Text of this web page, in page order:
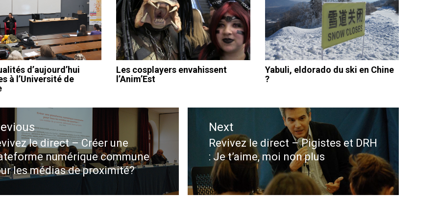
d’aujourd’hui
à l’Université de
Les cosplayers envahissent
l’Anim’Est
Yabuli, eldorado du ski en Chine
?
le direct – Créer une
numérique commune
les médias de proximité?
Next
Next
post:
Revivez le direct – Pigistes et DRH
: Je t’aime, moi non plus